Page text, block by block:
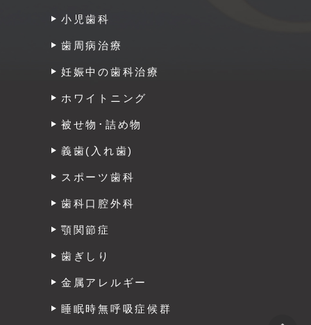
小児歯科
歯周病治療
妊娠中の歯科治療
ホワイトニング
被せ物･詰め物
義歯(入れ歯)
スポーツ歯科
歯科口腔外科
顎関節症
歯ぎしり
金属アレルギー
睡眠時無呼吸症候群